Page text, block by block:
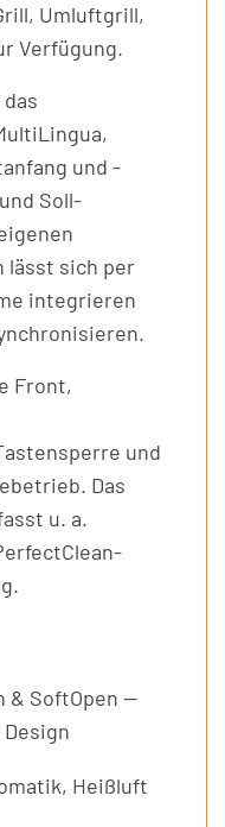
Umluftgrill,
Verfügung.
und -
Soll-
lässt sich per
integrieren
Front,
und
Das
u. a.
& SoftOpen —
Heißluft